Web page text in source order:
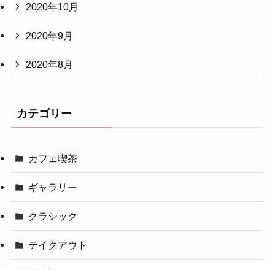
2020年10月
2020年9月
2020年8月
カテゴリー
カフェ喫茶
ギャラリー
クラシック
テイクアウト